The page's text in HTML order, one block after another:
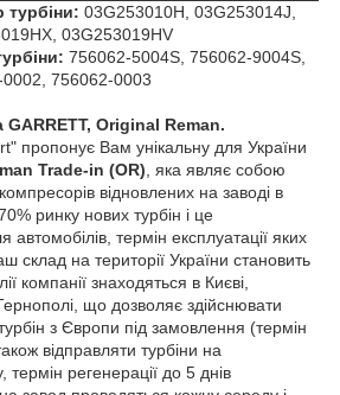
турбіни: 03G253010H, 03G253014J,
03G253019HV
756062-5004S, 756062-9004S,
756062-0003
GARRETT, Original Reman.
пропонує Вам унікальну для України
Trade-in (OR) , яка являє собою
відновлених на заводі в
ринку нових турбін і це
термін експлуатації яких
склад на території України становить
компанії знаходяться в Києві,
що дозволяє здійснювати
з Європи під замовлення (термін
відправляти турбіни на
регенерації до 5 днів